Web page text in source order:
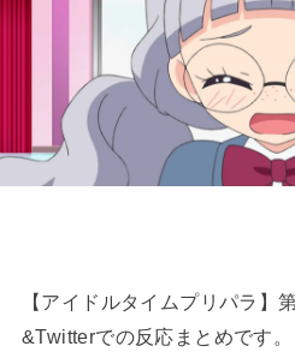
【アイドルタイムプリパラ】
&Twitterでの反応まとめです。